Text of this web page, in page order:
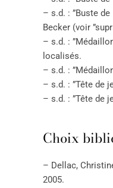
– s.d. : ”Buste
Becker (voir
– s.d. :
localisés.
– s.d. :
– s.d. : ”Tête de
– s.d. : ”Tête de
Choix
– Dellac,
2005.